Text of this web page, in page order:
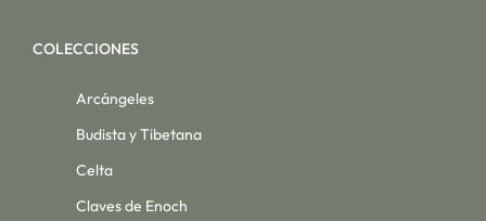
COLECCIONES
Arcángeles
Budista y Tibetana
Celta
Claves de Enoch